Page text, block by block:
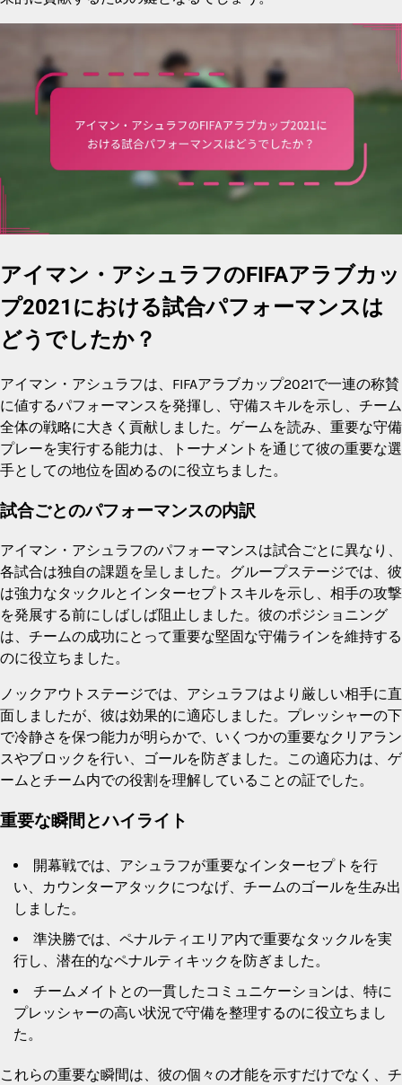
アイマン・アシュラフのFIFAアラブカッ
プ2021における試合パフォーマンスは
どうでしたか？
アイマン・アシュラフは、FIFAアラブカップ2021で一連の称賛
に値するパフォーマンスを発揮し、守備スキルを示し、チーム
全体の戦略に大きく貢献しました。ゲームを読み、重要な守備
プレーを実行する能力は、トーナメントを通じて彼の重要な選
手としての地位を固めるのに役立ちました。
試合ごとのパフォーマンスの内訳
アイマン・アシュラフのパフォーマンスは試合ごとに異なり、
各試合は独自の課題を呈しました。グループステージでは、彼
は強力なタックルとインターセプトスキルを示し、相手の攻撃
を発展する前にしばしば阻止しました。彼のポジショニング
は、チームの成功にとって重要な堅固な守備ラインを維持する
のに役立ちました。
ノックアウトステージでは、アシュラフはより厳しい相手に直
面しましたが、彼は効果的に適応しました。プレッシャーの下
で冷静さを保つ能力が明らかで、いくつかの重要なクリアラン
スやブロックを行い、ゴールを防ぎました。この適応力は、ゲ
ームとチーム内での役割を理解していることの証でした。
重要な瞬間とハイライト
開幕戦では、アシュラフが重要なインターセプトを行
い、カウンターアタックにつなげ、チームのゴールを生み出
しました。
準決勝では、ペナルティエリア内で重要なタックルを実
行し、潜在的なペナルティキックを防ぎました。
チームメイトとの一貫したコミュニケーションは、特に
プレッシャーの高い状況で守備を整理するのに役立ちまし
た。
これらの重要な瞬間は、彼の個々の才能を示すだけでなく、チ